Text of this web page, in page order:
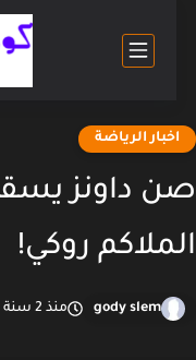
الرياضة
داونز
روكي!
gody slem منذ 2 سنة